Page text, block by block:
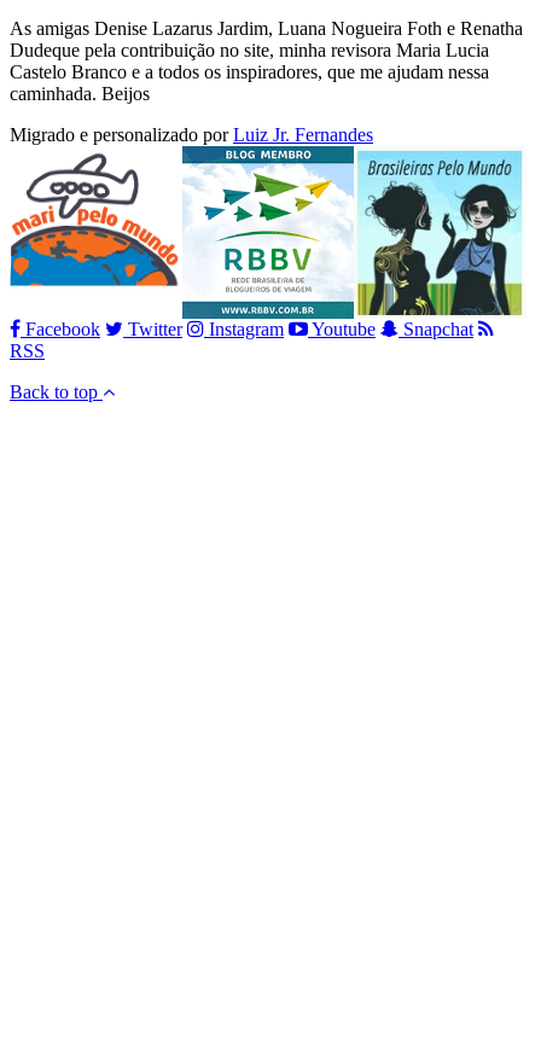
As amigas Denise Lazarus Jardim, Luana Nogueira Foth e Renatha
Dudeque pela contribuição no site, minha revisora Maria Lucia
Castelo Branco e a todos os inspiradores, que me ajudam nessa
caminhada. Beijos
Migrado e personalizado porLuiz Jr. Fernandes
Facebook Twitter Instagram Youtube
Snapchat
RSS
Back to top